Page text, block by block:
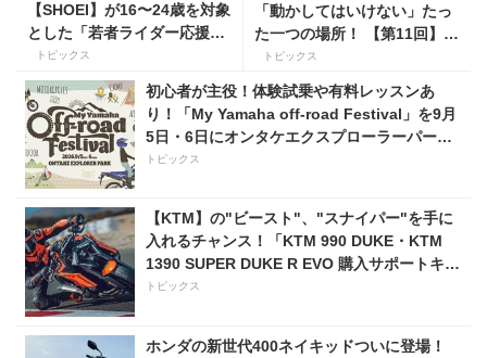
【SHOEI】が16〜24歳を対象
とした「若者ライダー応援キ
ャンペーン」を実施
トピックス
「動かしてはいけない」たっ
た一つの場所！ 【第11回】現
役二輪教習指導員YouTuber
トピックス
初心者が主役！体験試乗や有料レッスンあ
り！「My Yamaha off-road Festival」を9月
5日・6日にオンタケエクスプローラーパーク
で実施！
トピックス
【KTM】の"ビースト"、"スナイパー"を手に
入れるチャンス！「KTM 990 DUKE・KTM
1390 SUPER DUKE R EVO 購入サポートキャ
ンペーン」
トピックス
ホンダの新世代400ネイキッドついに登場！